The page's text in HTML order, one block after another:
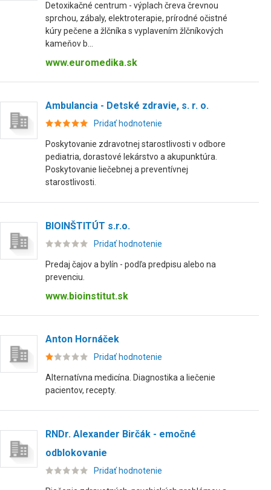
Detoxikačné centrum - výplach čreva črevnou
sprchou, zábaly, elektroterapie, prírodné očistné
kúry pečene a žlčníka s vyplavením žlčníkových
kameňov b...
www.euromedika.sk
Ambulancia - Detské zdravie, s. r. o.
Pridať hodnotenie
Poskytovanie zdravotnej starostlivosti v odbore
pediatria, dorastové lekárstvo a akupunktúra.
Poskytovanie liečebnej a preventívnej
starostlivosti.
BIOINŠTITÚT s.r.o.
Pridať hodnotenie
Predaj čajov a bylín - podľa predpisu alebo na
prevenciu.
www.bioinstitut.sk
Anton Hornáček
Pridať hodnotenie
Alternatívna medicína. Diagnostika a liečenie
pacientov, recepty.
RNDr. Alexander Birčák - emočné
odblokovanie
Pridať hodnotenie